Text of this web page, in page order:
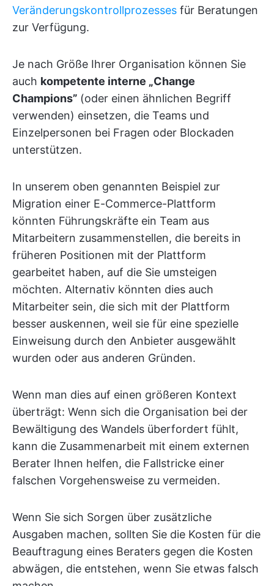
Veränderungskontrollprozesses für Beratungen
zur Verfügung.
Je nach Größe Ihrer Organisation können Sie
auch kompetente interne „Change
Champions” (oder einen ähnlichen Begriff
verwenden) einsetzen, die Teams und
Einzelpersonen bei Fragen oder Blockaden
unterstützen.
In unserem oben genannten Beispiel zur
Migration einer E-Commerce-Plattform
könnten Führungskräfte ein Team aus
Mitarbeitern zusammenstellen, die bereits in
früheren Positionen mit der Plattform
gearbeitet haben, auf die Sie umsteigen
möchten. Alternativ könnten dies auch
Mitarbeiter sein, die sich mit der Plattform
besser auskennen, weil sie für eine spezielle
Einweisung durch den Anbieter ausgewählt
wurden oder aus anderen Gründen.
Wenn man dies auf einen größeren Kontext
überträgt: Wenn sich die Organisation bei der
Bewältigung des Wandels überfordert fühlt,
kann die Zusammenarbeit mit einem externen
Berater Ihnen helfen, die Fallstricke einer
falschen Vorgehensweise zu vermeiden.
Wenn Sie sich Sorgen über zusätzliche
Ausgaben machen, sollten Sie die Kosten für die
Beauftragung eines Beraters gegen die Kosten
abwägen, die entstehen, wenn Sie etwas falsch